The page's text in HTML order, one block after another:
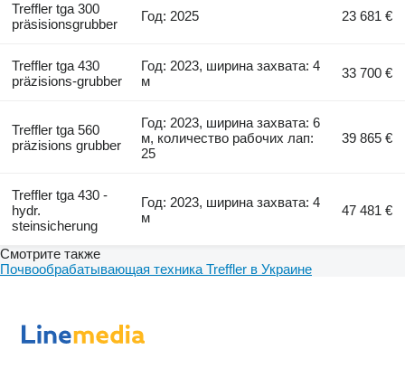
Treffler tga 300
präsisionsgrubber
Год: 2025 23 681 €
Treffler tga 430
präzisions-grubber
Год: 2023, ширина захвата: 4
м
33 700 €
Treffler tga 560
präzisions grubber
Год: 2023, ширина захвата: 6
м, количество рабочих лап:
25
39 865 €
Treffler tga 430 -
hydr.
steinsicherung
Год: 2023, ширина захвата: 4
м
47 481 €
Смотрите также
Почвообрабатывающая техника Treffler в Украине